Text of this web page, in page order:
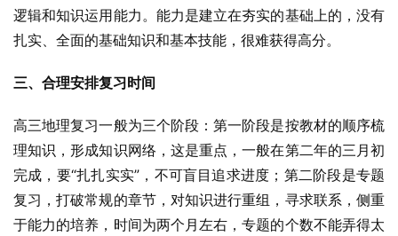
逻辑和知识运用能力。能力是建立在夯实的基础上的，没有
扎实、全面的基础知识和基本技能，很难获得高分。
三、合理安排复习时间
高三地理复习一般为三个阶段：第一阶段是按教材的顺序梳
理知识，形成知识网络，这是重点，一般在第二年的三月初
完成，要“扎扎实实”，不可盲目追求进度；第二阶段是专题
复习，打破常规的章节，对知识进行重组，寻求联系，侧重
于能力的培养，时间为两个月左右，专题的个数不能弄得太